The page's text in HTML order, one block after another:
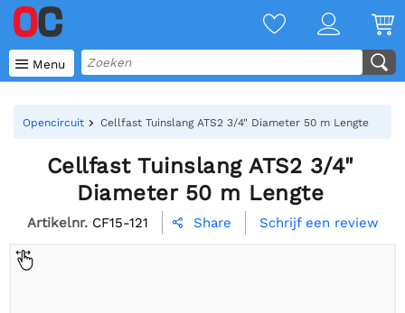
 Menu
Opencircuit Cellfast Tuinslang ATS2 3/4" Diameter 50 m Lengte
Cellfast Tuinslang ATS2 3/4"
Diameter 50 m Lengte
Artikelnr. CF15-121  Share Schrijf een review